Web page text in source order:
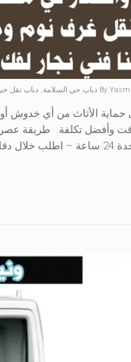
دباب حي السلامة دباب نقل
الأثاث من أي خدوش أو
وقت وأفضل تكلفة. طريقة
[…]